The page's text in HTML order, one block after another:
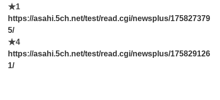
★1
https://asahi.5ch.net/test/read.cgi/newsplus/175827379
5/
★4
https://asahi.5ch.net/test/read.cgi/newsplus/175829126
1/